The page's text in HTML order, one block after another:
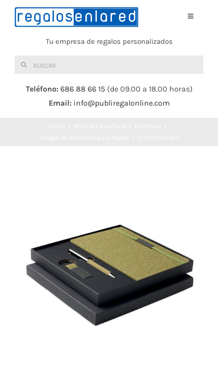
Saltar
Toggle
NIÑOS
Tu empresa de regalos personalizados
Buscar:
Teléfono: 686 88 66 15 (de 09.00 a 18.00 horas)
Email: info@publiregalonline.com